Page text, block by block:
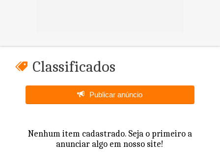
Classificados
Publicar anúncio
Nenhum item cadastrado. Seja o primeiro a
anunciar algo em nosso site!